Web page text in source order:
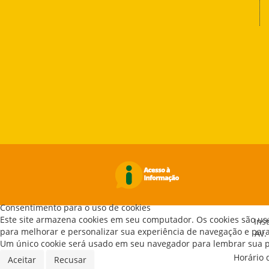
Horário
Consentimento para o uso de cookies
Este site armazena cookies em seu computador. Os cookies são
para melhorar e personalizar sua experiência de navegação e
Um único cookie será usado em seu navegador para lembrar sua
Aceitar
Recusar